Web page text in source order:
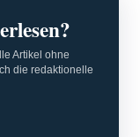
Artikel ohne
die redaktionelle